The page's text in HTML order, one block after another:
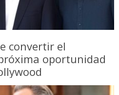
convertir el
oportunidad